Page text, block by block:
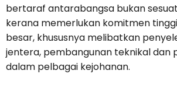
bertaraf antarabangsa bukan
kerana memerlukan komitmen
besar, khususnya melibatkan
jentera, pembangunan teknikal dan
dalam pelbagai kejohanan.